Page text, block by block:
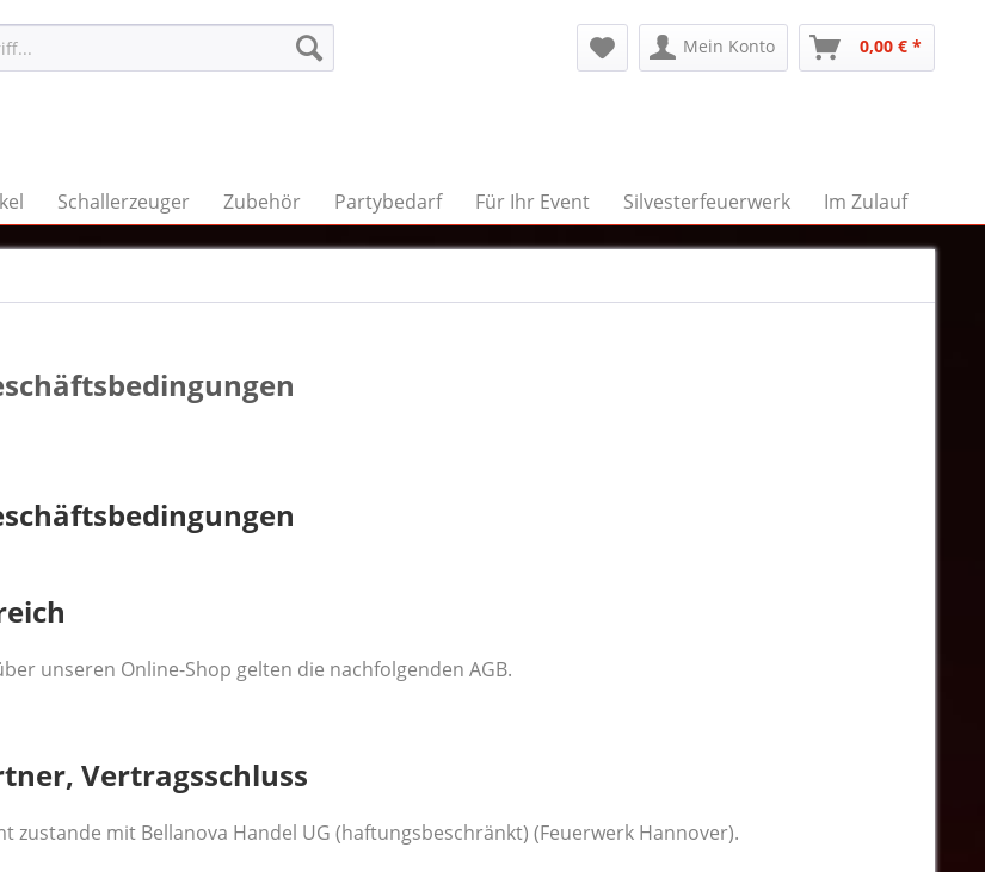
Mein Konto 0,00 € *
Schallerzeuger Zubehör Partybedarf Für Ihr Event Silvesterfeuerwerk Im Zulauf
unseren Online-Shop gelten die nachfolgenden AGB.
Vertragsschluss
zustande mit Bellanova Handel UG (haftungsbeschränkt) (Feuerwerk Hannover).